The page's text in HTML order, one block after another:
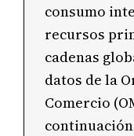
consumo
recursos
cadenas
datos de la
Comercio